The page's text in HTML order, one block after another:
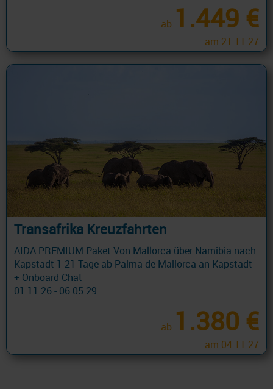
ab 1.449 €
am 21.11.27
Transafrika Kreuzfahrten
AIDA PREMIUM Paket Von Mallorca über Namibia nach
Kapstadt 1 21 Tage ab Palma de Mallorca an Kapstadt
+ Onboard Chat
01.11.26 - 06.05.29
ab 1.380 €
am 04.11.27